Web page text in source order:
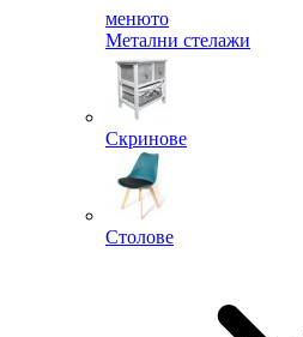
менюто
Метални стелажи
Скринове
Столове